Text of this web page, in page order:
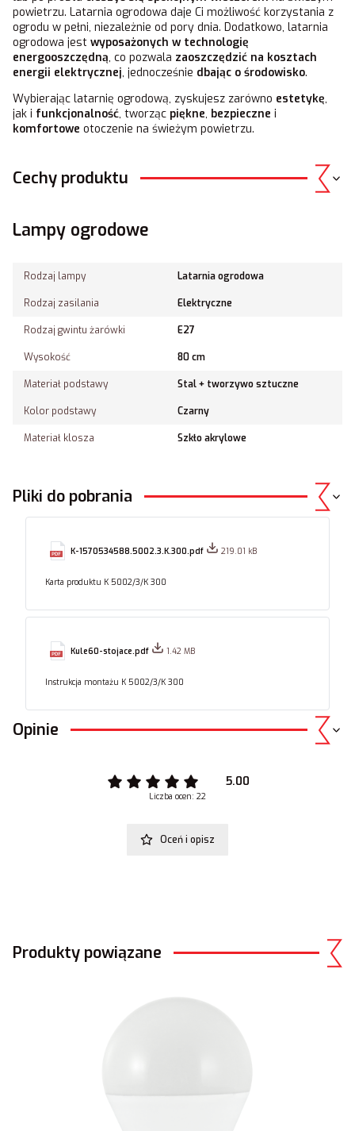
powietrzu. Latarnia ogrodowa daje Ci możliwość korzystania z
ogrodu w pełni, niezależnie od pory dnia. Dodatkowo, latarnia
ogrodowa jest wyposażonych w technologię
energooszczędną, co pozwala zaoszczędzić na kosztach
energii elektrycznej, jednocześnie dbając o środowisko.
Wybierając latarnię ogrodową, zyskujesz zarówno estetykę,
jak i funkcjonalność, tworząc piękne, bezpieczne i
komfortowe otoczenie na świeżym powietrzu.
Cechy produktu
Lampy ogrodowe
Rodzaj lampy Latarnia ogrodowa
Rodzaj zasilania Elektryczne
Rodzaj gwintu żarówki E27
Wysokość 80 cm
Materiał podstawy Stal + tworzywo sztuczne
Kolor podstawy Czarny
Materiał klosza Szkło akrylowe
Pliki do pobrania
K-1570534588.5002.3.K.300.pdf 219.01 kB
Karta produktu K 5002/3/K 300
Kule60-stojace.pdf 1.42 MB
Instrukcja montażu K 5002/3/K 300
Opinie
5.00
Liczba ocen: 22
Oceń i opisz
Produkty powiązane